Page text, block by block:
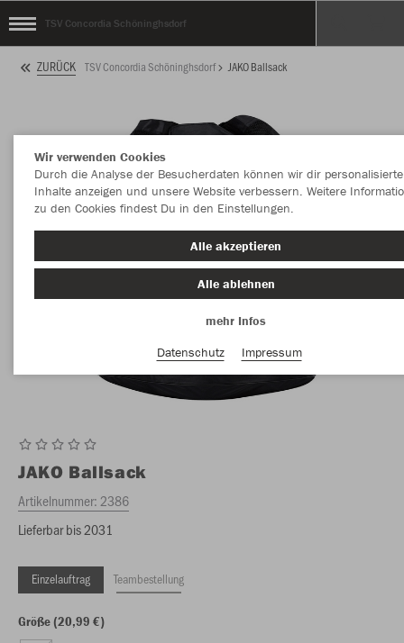
TSV Concordia Schöninghsdorf
ZURÜCK TSV Concordia Schöninghsdorf JAKO Ballsack
JAKO Ballsack
Artikelnummer: 2386
Lieferbar bis 2031
Einzelauftrag Teambestellung
Größe (20,99 €)
Wir verwenden Cookies
Durch die Analyse der Besucherdaten können wir dir personalisierte
Inhalte anzeigen und unsere Website verbessern. Weitere
zu den Cookies findest Du in den Einstellungen.
Alle akzeptieren
Alle ablehnen
mehr Infos
Datenschutz
Impressum